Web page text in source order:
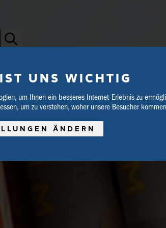
UNS WICHTIG
um Ihnen ein besseres Internet-Erlebnis zu
um zu verstehen, woher unsere Besucher
ÄNDERN
SCHREIBWAREN